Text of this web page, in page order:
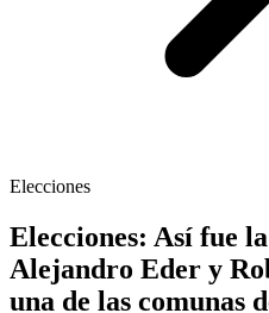
Elecciones
Elecciones: Así fue
Alejandro Eder y
una de las comunas